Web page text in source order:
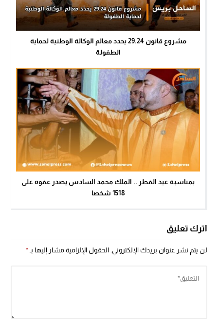
مشروع قانون 29.24 يحدد معالم الوكالة الوطنية لحماية
الطفولة
بمناسبة عيد الفطر .. الملك محمد السادس يصدر عفوه على
1518 شخصا
اترك تعليق
لن يتم نشر عنوان بريدك الإلكتروني. الحقول الإلزامية مشار إليها بـ*